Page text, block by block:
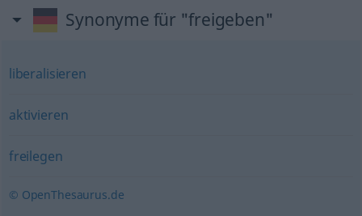
Synonyme für "freigeben"
liberalisieren
aktivieren
freilegen
© OpenThesaurus.de